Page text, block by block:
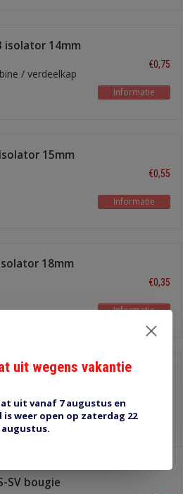
isolator 14mm
/ verdeelkap
€0,75
Informatie
15mm
€0,55
Informatie
18mm
€0,35
Informatie
Informatie
SV bougie
uit wegens vakantie
uit vanaf 7 augustus en
is weer open op zaterdag 22
augustus.